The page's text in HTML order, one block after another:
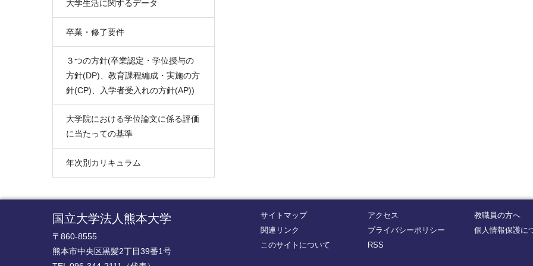
大学生活に関するデータ
卒業・修了要件
３つの方針(卒業認定・学位授与の
方針(DP)、教育課程編成・実施の方
針(CP)、入学者受入れの方針(AP))
大学院における学位論文に係る評価
に当たっての基準
年次別カリキュラム
国立大学法人熊本大学
〒860-8555
熊本市中央区黒髪2丁目39番1号
サイトマップ アクセス
教職員の方へ
関連リンク
プライバシーポリシー
個人情報保護に
このサイトについて
RSS